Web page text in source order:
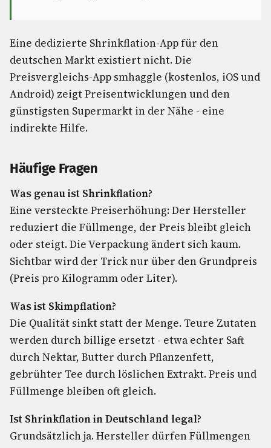
Eine dedizierte Shrinkflation-App für den
deutschen Markt existiert nicht. Die
Preisvergleichs-App smhaggle (kostenlos, iOS und
Android) zeigt Preisentwicklungen und den
günstigsten Supermarkt in der Nähe - eine
indirekte Hilfe.
Häufige Fragen
Was genau ist Shrinkflation?
Eine versteckte Preiserhöhung: Der Hersteller
reduziert die Füllmenge, der Preis bleibt gleich
oder steigt. Die Verpackung ändert sich kaum.
Sichtbar wird der Trick nur über den Grundpreis
(Preis pro Kilogramm oder Liter).
Was ist Skimpflation?
Die Qualität sinkt statt der Menge. Teure Zutaten
werden durch billige ersetzt - etwa echter Saft
durch Nektar, Butter durch Pflanzenfett,
gebrühter Tee durch löslichen Extrakt. Preis und
Füllmenge bleiben oft gleich.
Ist Shrinkflation in Deutschland legal?
Grundsätzlich ja. Hersteller dürfen Füllmengen